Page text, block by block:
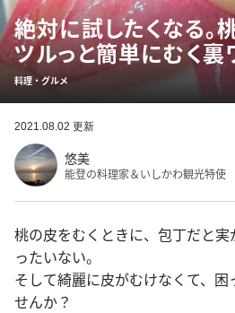
絶対に試したくなる。
ツルっと簡単にむく裏
料理・グルメ
2021.08.02 更新
悠美
能登の料理家＆いしかわ観光特使
桃の皮をむくときに、包丁だと実
ったいない。
そして綺麗に皮がむけなくて、困
せんか？